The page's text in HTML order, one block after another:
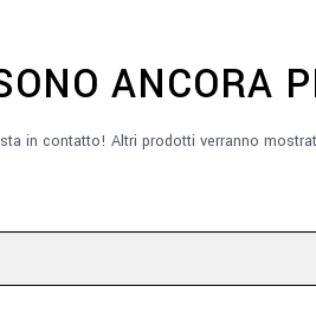
ANCORA
in contatto! Altri prodotti verranno